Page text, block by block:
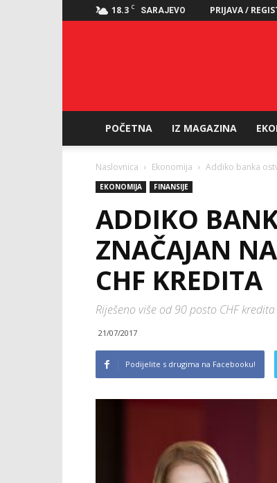
18.3 C SARAJEVO PRIJAVA /
POČETNA IZ MAGAZINA
Naslovnica Ekonomija Addiko banka
EKONOMIJA FINANSIJE
ADDIKO
ZNAČAJAN
CHF KREDITA
Riješeno više od 90 posto CHF kredita
21/07/2017
Podijelite s drugima na Facebooku!